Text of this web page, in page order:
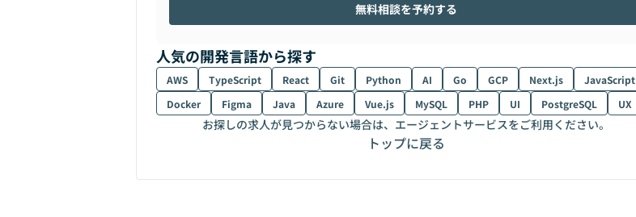
無料相談を予約する
人気の開発言語から探す
AWS TypeScript React Git Python AI Go GCP Next.js
JavaScript
Docker
Figma Java Azure Vue.js MySQL PHP UI PostgreSQL UX
お探しの求人が見つからない場合は、エージェントサービスをご利用ください。
トップに戻る